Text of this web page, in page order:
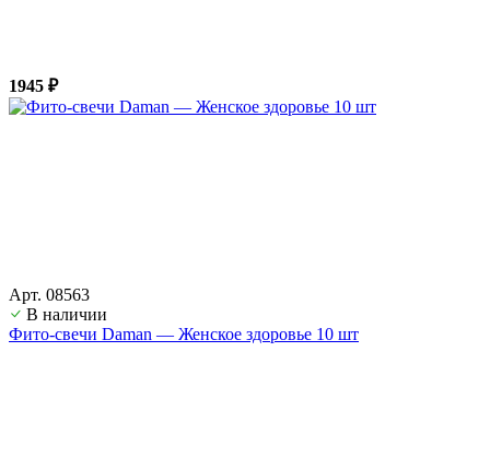
1945 ₽
Арт. 08563
В наличии
Фито-свечи Daman — Женское здоровье 10 шт